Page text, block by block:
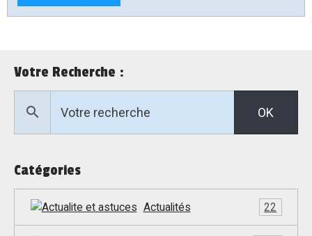
Votre Recherche :
OK
Catégories
Actualités 22